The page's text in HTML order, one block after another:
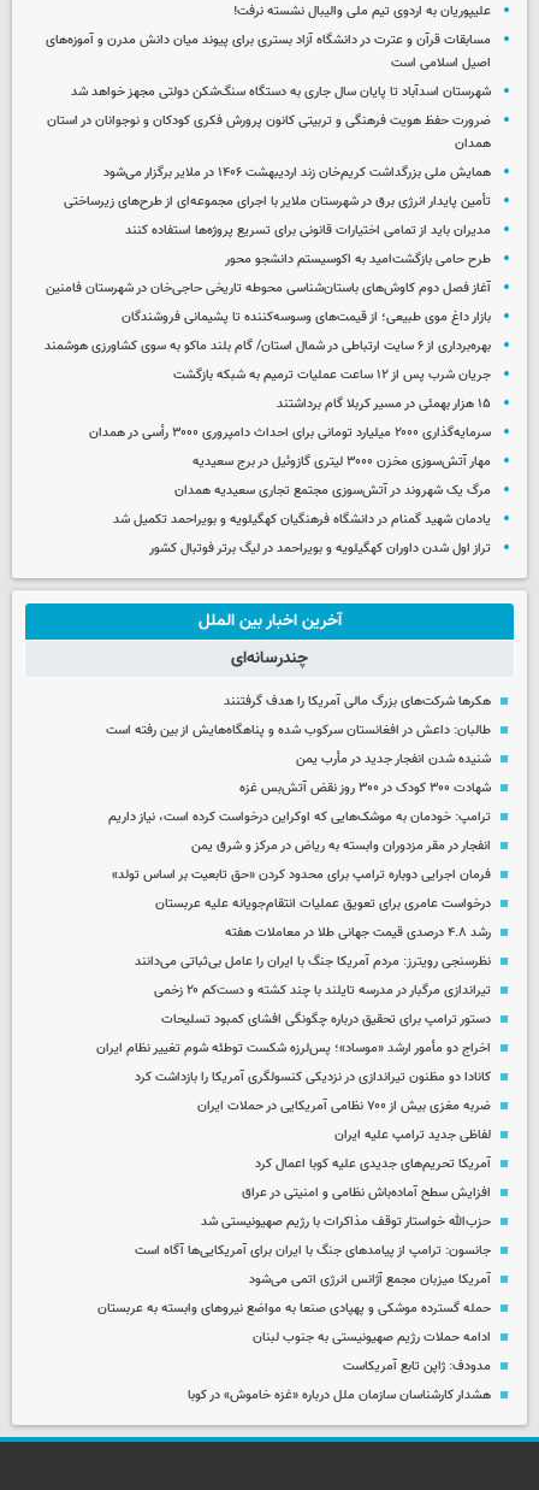
علیپوریان به اردوی تیم ملی والیبال نشسته نرفت!
مسابقات قرآن و عترت در دانشگاه آزاد بستری برای پیوند میان دانش مدرن و آموزه‌های
اصیل اسلامی است
شهرستان اسدآباد تا پایان سال جاری به دستگاه سنگ‌شکن دولتی مجهز خواهد شد
ضرورت حفظ هویت فرهنگی و تربیتی کانون پرورش فکری کودکان و نوجوانان در استان
همدان
همایش ملی بزرگداشت کریم‌خان زند اردیبهشت ۱۴۰۶ در ملایر برگزار می‌شود
تأمین پایدار انرژی برق در شهرستان ملایر با اجرای مجموعه‌ای از طرح‌های زیرساختی
مدیران باید از تمامی اختیارات قانونی برای تسریع پروژه‌ها استفاده کنند
طرح حامی بازگشت‌امید به اکوسیستم دانشجو محور
آغاز فصل دوم کاوش‌های باستان‌شناسی محوطه تاریخی حاجی‌خان در شهرستان فامنین
بازار داغ موی طبیعی؛ از قیمت‌های وسوسه‌کننده تا پشیمانی فروشندگان
بهره‌برداری از ۶ سایت ارتباطی در شمال استان/ گام بلند ماکو به سوی کشاورزی هوشمند
جریان شرب پس از ۱۲ ساعت عملیات ترمیم به شبکه بازگشت
۱۵ هزار بهمئی در مسیر کربلا گام برداشتند
سرمایه‌گذاری ۲۰۰۰ میلیارد تومانی برای احداث دامپروری ۳۰۰۰ رأسی در همدان
مهار آتش‌سوزی مخزن ۳۰۰۰ لیتری گازوئیل در برج سعیدیه
مرگ یک شهروند در آتش‌سوزی مجتمع تجاری سعیدیه همدان
یادمان شهید گمنام در دانشگاه فرهنگیان کهگیلویه و بویراحمد تکمیل شد
تراز اول شدن داوران کهگیلویه و بویراحمد در لیگ برتر فوتبال کشور
آخرین اخبار بین الملل
چندرسانه‌ای
هکرها شرکت‌های بزرگ مالی آمریکا را هدف گرفتنند
طالبان: داعش در افغانستان سرکوب شده و پناهگاه‌هایش از بین رفته است
شنیده شدن انفجار جدید در مأرب یمن
شهادت ۳۰۰ کودک در ۳۰۰ روز نقض آتش‌بس غزه
ترامپ: خودمان به موشک‌هایی که اوکراین درخواست کرده است، نیاز داریم
انفجار در مقر مزدوران وابسته به ریاض در مرکز و شرق یمن
فرمان اجرایی دوباره ترامپ برای محدود کردن «حق تابعیت بر اساس تولد»
درخواست عامری برای تعویق عملیات انتقام‌جویانه علیه عربستان
رشد ۴.۸ درصدی قیمت جهانی طلا در معاملات هفته
نظرسنجی رویترز: مردم آمریکا جنگ با ایران را عامل بی‌ثباتی می‌دانند
تیراندازی مرگبار در مدرسه‌ تایلند با چند کشته و دست‌کم ۲۰ زخمی
دستور ترامپ برای تحقیق درباره چگونگی افشای کمبود تسلیحات
اخراج دو مأمور ارشد «موساد»؛ پس‌لرزه شکست توطئه شوم تغییر نظام ایران
کانادا دو مظنون تیراندازی در نزدیکی کنسولگری آمریکا را بازداشت کرد
ضربه مغزی بیش از ۷۰۰ نظامی آمریکایی در حملات ایران
لفاظی جدید ترامپ علیه ایران
آمریکا تحریم‌های جدیدی علیه کوبا اعمال کرد
افزایش سطح آماده‌باش نظامی و امنیتی در عراق
حزب‌الله خواستار توقف مذاکرات با رژیم صهیونیستی شد
جانسون: ترامپ از پیامدهای جنگ با ایران برای آمریکایی‌ها آگاه است
آمریکا میزبان مجمع آژانس انرژی اتمی می‌شود
حمله گسترده موشکی و پهپادی صنعا به مواضع نیروهای وابسته به عربستان
ادامه حملات رژیم صهیونیستی به جنوب لبنان
مدودف: ژاپن تابع آمریکاست
هشدار کارشناسان سازمان ملل درباره «غزه‌ خاموش» در کوبا